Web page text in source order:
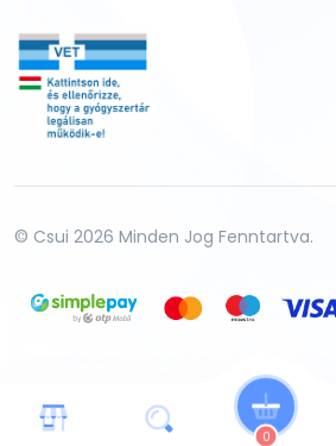
0
© Csui 2026 Minden Jog Fenntartva.